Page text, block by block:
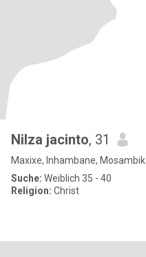
Nilza jacinto, 31
Maxixe, Inhambane, Mosambik
Suche: Weiblich 35 - 40
Religion: Christ